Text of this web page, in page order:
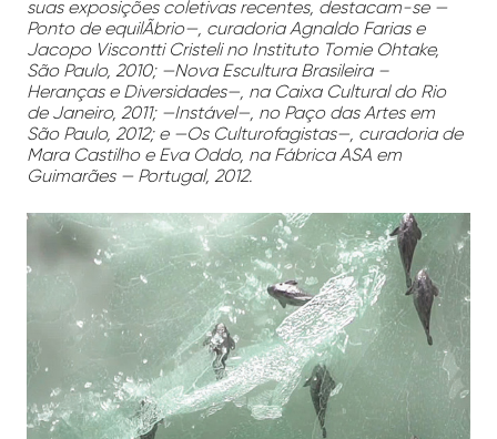
suas exposições coletivas recentes, destacam-se —
Ponto de equilÃ­brio—, curadoria Agnaldo Farias e
Jacopo Viscontti Cristeli no Instituto Tomie Ohtake,
São Paulo, 2010; —Nova Escultura Brasileira –
Heranças e Diversidades—, na Caixa Cultural do Rio
de Janeiro, 2011; —Instável—, no Paço das Artes em
São Paulo, 2012; e —Os Culturofagistas—, curadoria de
Mara Castilho e Eva Oddo, na Fábrica ASA em
Guimarães — Portugal, 2012.